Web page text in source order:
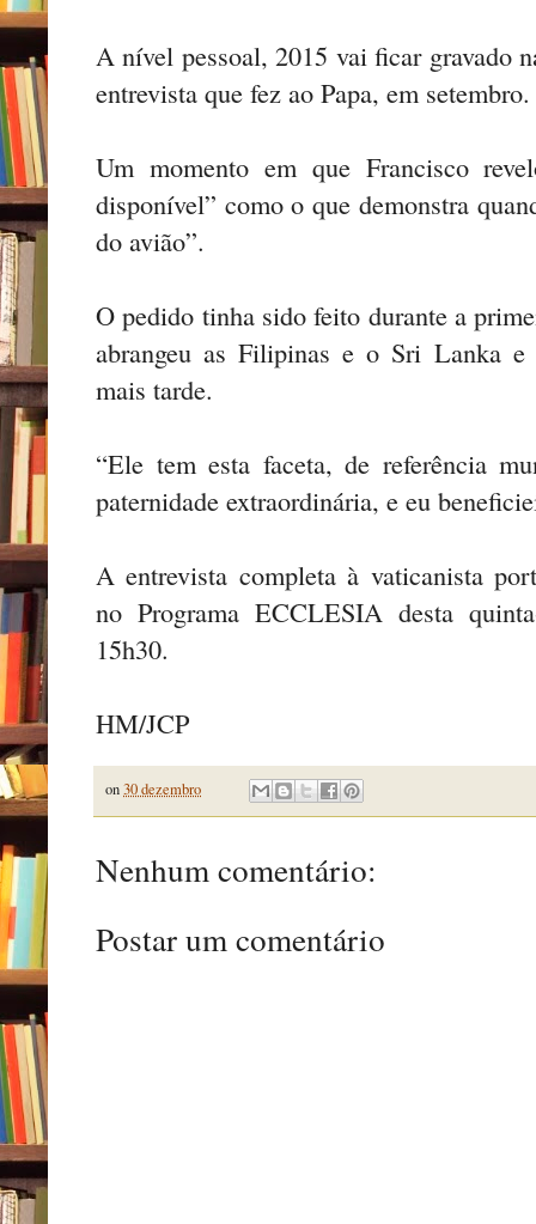
A nível pessoal, 2015 vai ficar gravado
entrevista que fez ao Papa, em setembro.
Um momento em que Francisco
disponível” como o que demonstra
do avião”.
O pedido tinha sido feito durante a
abrangeu as Filipinas e o Sri Lanka e
mais tarde.
“Ele tem esta faceta, de referência
paternidade extraordinária, e eu
A entrevista completa à vaticanista
no Programa ECCLESIA desta
15h30.
HM/JCP
on30 dezembro
Nenhum comentário:
Postar um comentário